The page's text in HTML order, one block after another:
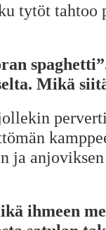
tytöt tahtoo
Mikä
ja
ihmeen